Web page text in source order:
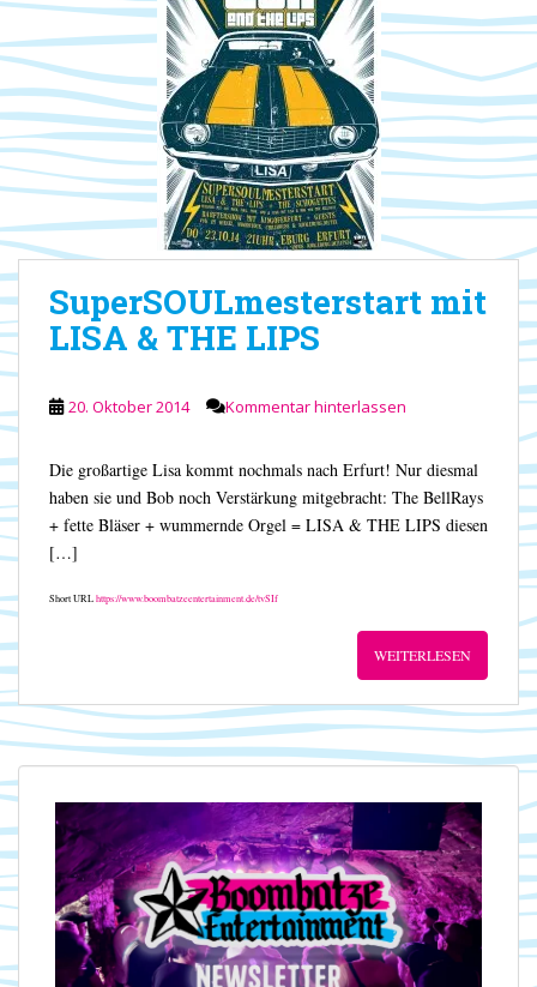
SuperSOULmesterstart mit
LISA & THE LIPS
20. Oktober 2014 Kommentar hinterlassen
Die großartige Lisa kommt nochmals nach Erfurt! Nur diesmal
haben sie und Bob noch Verstärkung mitgebracht: The BellRays
+ fette Bläser + wummernde Orgel = LISA & THE LIPS diesen
[…]
Short URLhttps://www.boombatzeentertainment.de/tvSIf
WEITERLESEN